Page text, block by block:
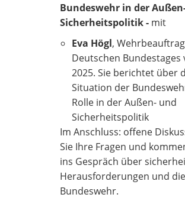
Bundeswehr in der
Sicherheitspolitik - mit
Eva Högl,
Deutschen Bundestages
2025. Sie berichtet über
Situation der
Rolle in der Außen- und
Sicherheitspolitik
Im Anschluss: offene
Sie Ihre Fragen und
ins Gespräch über
Herausforderungen und
Bundeswehr.